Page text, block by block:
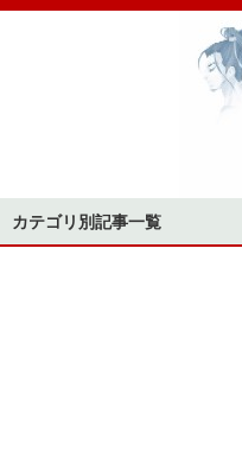
カテゴリ別記事一覧